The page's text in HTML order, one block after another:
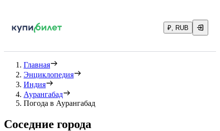
₽, RUB
Главная
Энциклопедия
Индия
Аурангабад
Погода в Аурангабад
Соседние города